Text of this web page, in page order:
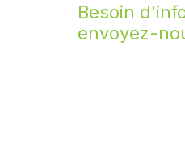
Besoin
envoyez-